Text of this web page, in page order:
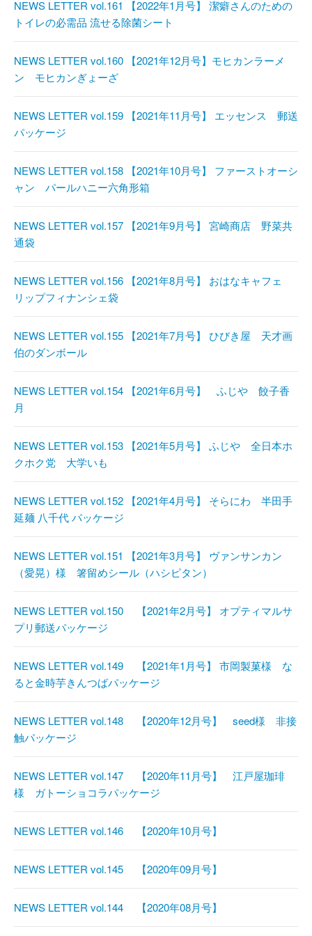
NEWS LETTER vol.161 【2022年1月号】 潔癖さんのための
トイレの必需品 流せる除菌シート
NEWS LETTER vol.160 【2021年12月号】モヒカンラーメ
ン モヒカンぎょーざ
NEWS LETTER vol.159 【2021年11月号】 エッセンス 郵送
パッケージ
NEWS LETTER vol.158 【2021年10月号】 ファーストオーシ
ャン パールハニー六角形箱
NEWS LETTER vol.157 【2021年9月号】 宮崎商店 野菜共
通袋
NEWS LETTER vol.156 【2021年8月号】 おはなキャフェ
リップフィナンシェ袋
NEWS LETTER vol.155 【2021年7月号】 ひびき屋 天才画
伯のダンボール
NEWS LETTER vol.154 【2021年6月号】 ふじや 餃子香
月
NEWS LETTER vol.153 【2021年5月号】 ふじや 全日本ホ
クホク党 大学いも
NEWS LETTER vol.152 【2021年4月号】 そらにわ 半田手
延麺 八千代 パッケージ
NEWS LETTER vol.151 【2021年3月号】 ヴァンサンカン
（愛晃）様 箸留めシール（ハシピタン）
NEWS LETTER vol.150 【2021年2月号】 オプティマルサ
プリ郵送パッケージ
NEWS LETTER vol.149 【2021年1月号】 市岡製菓様 な
ると金時芋きんつばパッケージ
NEWS LETTER vol.148 【2020年12月号】 seed様 非接
触パッケージ
NEWS LETTER vol.147 【2020年11月号】 江戸屋珈琲
様 ガトーショコラパッケージ
NEWS LETTER vol.146 【2020年10月号】
NEWS LETTER vol.145 【2020年09月号】
NEWS LETTER vol.144 【2020年08月号】